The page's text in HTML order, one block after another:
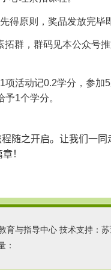
得原则，奖品发放完毕
拓群，群码见本公众号推
1项活动记0.2学分，参加5
予1个学分。
随之开启。让我们一
！
育与指导中心 技术支持：
：